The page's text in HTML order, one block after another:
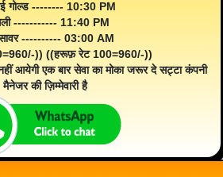
गोल्ड -------- 10:30 PM
----------- 11:40 PM
---------- 03:00 AM
)) ((हरूफ़ रेट 100=960/-))
आयेगी एक बार सेवा का मोका जरूर दे सट्टा कंपनी
मैनेजर की ज़िम्मेवारी है